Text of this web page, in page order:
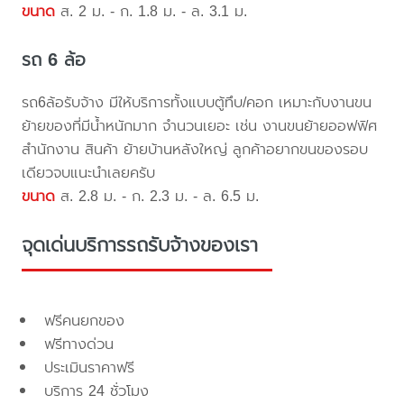
ขนาด ส. 2 ม. - ก. 1.8 ม. - ล. 3.1 ม.
รถ 6 ล้อ
รถ6ล้อรับจ้าง มีให้บริการทั้งแบบตู้ทึบ/คอก เหมาะกับงานขน
ย้ายของที่มีน้ำหนักมาก จำนวนเยอะ เช่น งานขนย้ายออฟฟิศ
สำนักงาน สินค้า ย้ายบ้านหลังใหญ่ ลูกค้าอยากขนของรอบ
เดียวจบแนะนำเลยครับ
ขนาด ส. 2.8 ม. - ก. 2.3 ม. - ล. 6.5 ม.
จุดเด่นบริการรถรับจ้างของเรา
ฟรีคนยกของ
ฟรีทางด่วน
ประเมินราคาฟรี
บริการ 24 ชั่วโมง